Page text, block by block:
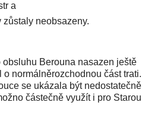
a
neobsazeny.
obsluhu Berouna nasazen ještě
o normálněrozchodnou část trati.
se ukázala být nedostatečně
částečně využít i pro Starou